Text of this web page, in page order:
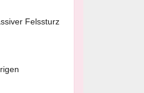
Felssturz